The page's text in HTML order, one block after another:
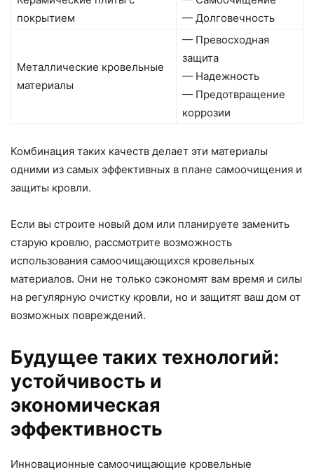
покрытием
— Долговечность
Металлические кровельные
материалы
— Превосходная
защита
— Надежность
— Предотвращение
коррозии
Комбинация таких качеств делает эти материалы
одними из самых эффективных в плане самоочищения и
защиты кровли.
Если вы строите новый дом или планируете заменить
старую кровлю, рассмотрите возможность
использования самоочищающихся кровельных
материалов. Они не только сэкономят вам время и силы
на регулярную очистку кровли, но и защитят ваш дом от
возможных повреждений.
Будущее таких технологий:
устойчивость и
экономическая
эффективность
Инновационные самоочищающие кровельные